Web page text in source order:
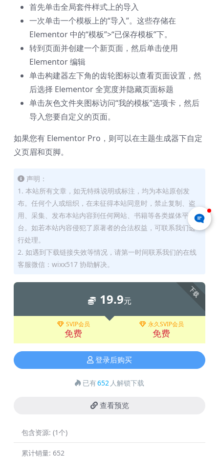
首先单击全局套件样式上的导入
一次单击一个模板上的“导入”。这些存储在
Elementor 中的“模板”>“已保存模板”下。
转到页面并创建一个新页面，然后单击使用
Elementor 编辑
单击构建器左下角的齿轮图标以查看页面设置，然
后选择 Elementor 全宽度并隐藏页面标题
单击灰色文件夹图标访问“我的模板”选项卡，然后
导入您要自定义的页面。
如果您有 Elementor Pro，则可以在主题生成器下自定
义页眉和页脚。
声明：
1. 本站所有文章，如无特殊说明或标注，均为本站原创发
布。任何个人或组织，在未征得本站同意时，禁止复制、盗
用、采集、发布本站内容到任何网站、书籍等各类媒体平
台。如若本站内容侵犯了原著者的合法权益，可联系我们进
行处理。
2. 如遇到下载链接失效等情况，请第一时间联系我们的在线
客服微信：wixx517 协助解决。
下载
19.9元
SVIP会员
免费
永久SVIP会员
免费
登录后购买
已有652 人解锁下载
查看预览
包含资源: (1个)
累计销量: 652